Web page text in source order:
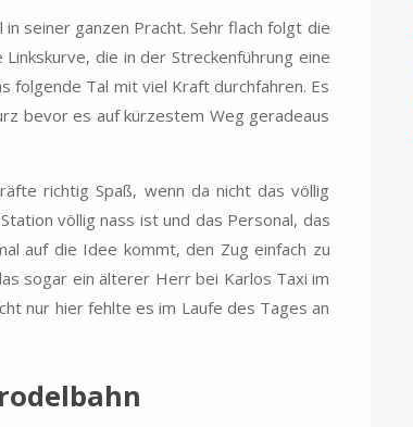
seiner ganzen Pracht. Sehr flach folgt die
die in der Streckenführung eine
folgende Tal mit viel Kraft durchfahren. Es
bevor es auf kürzestem Weg geradeaus
richtig Spaß, wenn da nicht das völlig
völlig nass ist und das Personal, das
auf die Idee kommt, den Zug einfach zu
sogar ein älterer Herr bei Karlos Taxi im
nur hier fehlte es im Laufe des Tages an